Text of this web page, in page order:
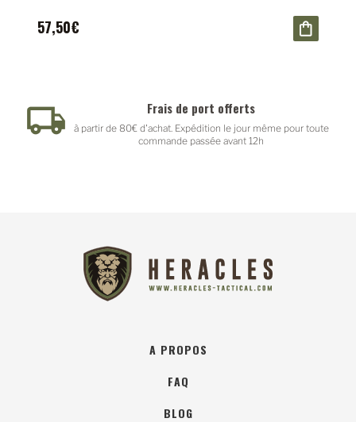
57,50€
Frais de port offerts
à partir de 80€ d'achat. Expédition le jour même pour toute
commande passée avant 12h
A PROPOS
FAQ
BLOG